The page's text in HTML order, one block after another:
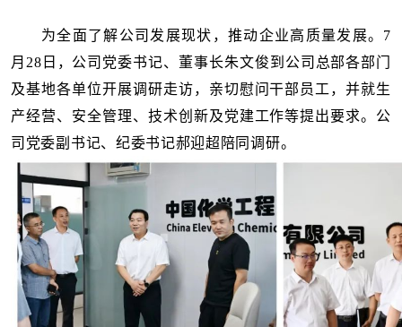
为全面了解公司发展现状，推动企业高质量发展。7
月28日，公司党委书记、董事长朱文俊到公司总部各部门
及基地各单位开展调研走访，亲切慰问干部员工，并就生
产经营、安全管理、技术创新及党建工作等提出要求。公
司党委副书记、纪委书记郝迎超陪同调研。